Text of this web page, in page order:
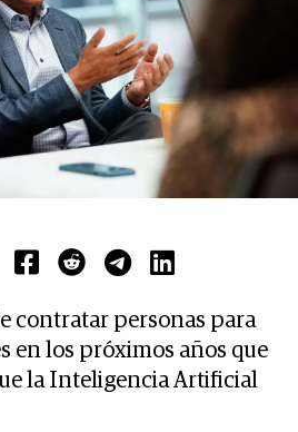
contratar personas para
en los próximos años que
la Inteligencia Artificial